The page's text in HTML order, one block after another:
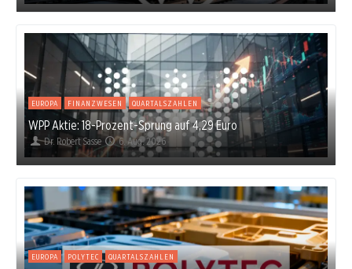
EUROPA FINANZWESEN QUARTALSZAHLEN
WPP Aktie: 18-Prozent-Sprung auf 4,29 Euro
Dr. Robert Sasse 6. Aug. 2026
EUROPA POLYTEC QUARTALSZAHLEN